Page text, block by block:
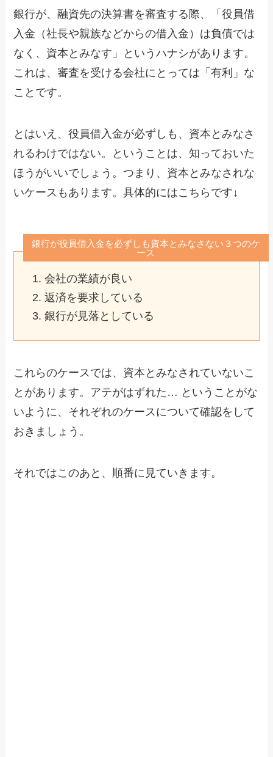
銀行が、融資先の決算書を審査する際、「役員借
入金（社長や親族などからの借入金）は負債では
なく、資本とみなす」というハナシがあります。
これは、審査を受ける会社にとっては「有利」な
ことです。
とはいえ、役員借入金が必ずしも、資本とみなさ
れるわけではない。ということは、知っておいた
ほうがいいでしょう。つまり、資本とみなされな
いケースもあります。具体的にはこちらです↓
銀行が役員借入金を必ずしも資本とみなさない３つのケ
ース
会社の業績が良い
返済を要求している
銀行が見落としている
これらのケースでは、資本とみなされていないこ
とがあります。アテがはずれた… ということがな
いように、それぞれのケースについて確認をして
おきましょう。
それではこのあと、順番に見ていきます。